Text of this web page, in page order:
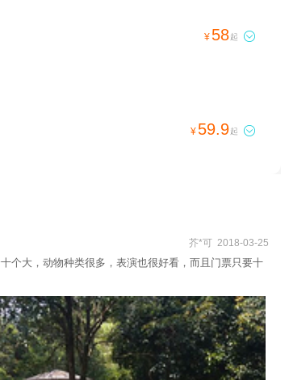
¥ 58起 
¥ 59.9起 
芥*可 2018-03-25
个大，动物种类很多，表演也很好看，而且门票只要十